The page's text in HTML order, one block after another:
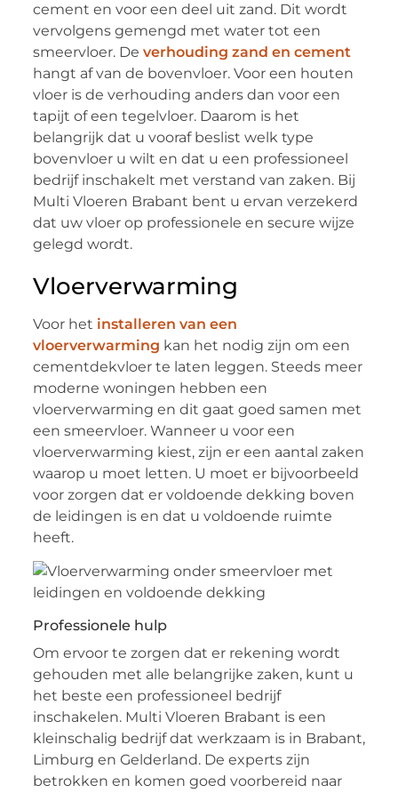
cement en voor een deel uit zand. Dit wordt
vervolgens gemengd met water tot een
smeervloer. De verhouding zand en cement
hangt af van de bovenvloer. Voor een houten
vloer is de verhouding anders dan voor een
tapijt of een tegelvloer. Daarom is het
belangrijk dat u vooraf beslist welk type
bovenvloer u wilt en dat u een professioneel
bedrijf inschakelt met verstand van zaken. Bij
Multi Vloeren Brabant bent u ervan verzekerd
dat uw vloer op professionele en secure wijze
gelegd wordt.
Vloerverwarming
Voor het installeren van een
vloerverwarming kan het nodig zijn om een
cementdekvloer te laten leggen. Steeds meer
moderne woningen hebben een
vloerverwarming en dit gaat goed samen met
een smeervloer. Wanneer u voor een
vloerverwarming kiest, zijn er een aantal zaken
waarop u moet letten. U moet er bijvoorbeeld
voor zorgen dat er voldoende dekking boven
de leidingen is en dat u voldoende ruimte
heeft.
Professionele hulp
Om ervoor te zorgen dat er rekening wordt
gehouden met alle belangrijke zaken, kunt u
het beste een professioneel bedrijf
inschakelen. Multi Vloeren Brabant is een
kleinschalig bedrijf dat werkzaam is in Brabant,
Limburg en Gelderland. De experts zijn
betrokken en komen goed voorbereid naar